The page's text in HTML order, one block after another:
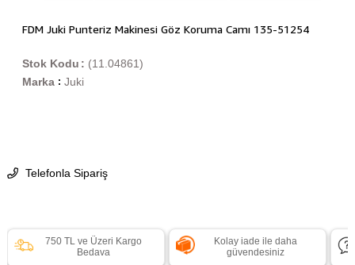
FDM Juki Punteriz Makinesi Göz Koruma Camı 135-51254
(11.04861)
Stok Kodu
Marka : Juki
Telefonla Sipariş
750 TL ve Üzeri Kargo
Bedava
Kolay iade ile daha
güvendesiniz